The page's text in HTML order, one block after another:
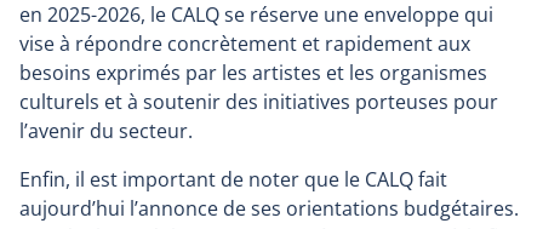
en 2025-2026, le CALQ se réserve une enveloppe qui
vise à répondre concrètement et rapidement aux
besoins exprimés par les artistes et les organismes
culturels et à soutenir des initiatives porteuses pour
l’avenir du secteur.
Enfin, il est important de noter que le CALQ fait
aujourd’hui l’annonce de ses orientations budgétaires.